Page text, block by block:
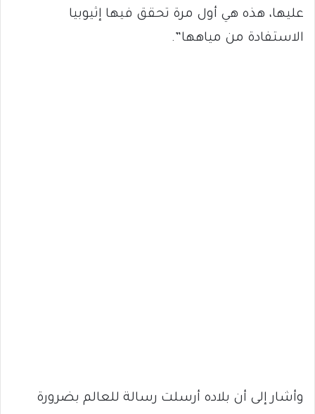
عليها، هذه هي أول مرة تحقق فيها إثيوبيا
الاستفادة من مياهها”.
وأشار إلى أن بلاده أرسلت رسالة للعالم بضرورة